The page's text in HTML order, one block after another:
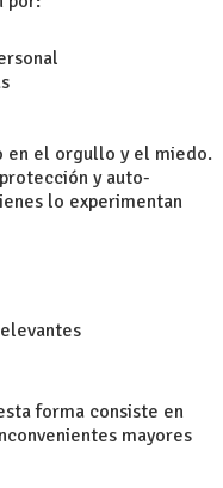
en el orgullo y el miedo.
y auto-
lo experimentan
forma consiste en
mayores